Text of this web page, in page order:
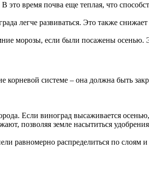
это время почва еще теплая, что
легче развиваться. Это также снижает
морозы, если были посажены осенью.
системе – она должна быть
Если виноград высаживается
позволяя земле насытиться
равномерно распределиться по слоям и